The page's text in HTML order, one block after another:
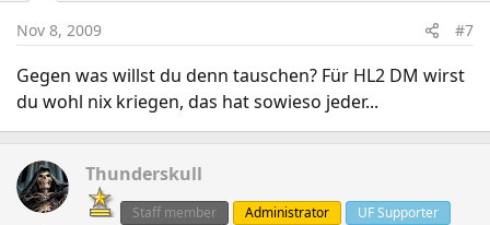
Nov 8, 2009 #7
Gegen was willst du denn tauschen? Für HL2 DM wirst
du wohl nix kriegen, das hat sowieso jeder...
Thunderskull
Staff member Administrator UF Supporter